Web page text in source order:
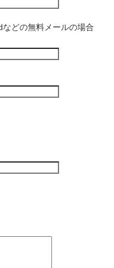
どの無料メールの場合